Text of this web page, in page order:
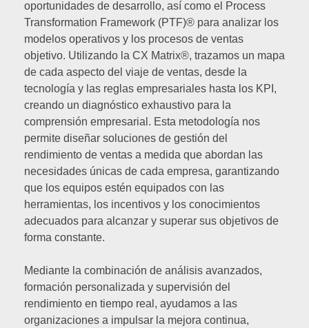
oportunidades de desarrollo, así como el Process
Transformation Framework (PTF)® para analizar los
modelos operativos y los procesos de ventas
objetivo. Utilizando la CX Matrix®, trazamos un mapa
de cada aspecto del viaje de ventas, desde la
tecnología y las reglas empresariales hasta los KPI,
creando un diagnóstico exhaustivo para la
comprensión empresarial. Esta metodología nos
permite diseñar soluciones de gestión del
rendimiento de ventas a medida que abordan las
necesidades únicas de cada empresa, garantizando
que los equipos estén equipados con las
herramientas, los incentivos y los conocimientos
adecuados para alcanzar y superar sus objetivos de
forma constante.
Mediante la combinación de análisis avanzados,
formación personalizada y supervisión del
rendimiento en tiempo real, ayudamos a las
organizaciones a impulsar la mejora continua,